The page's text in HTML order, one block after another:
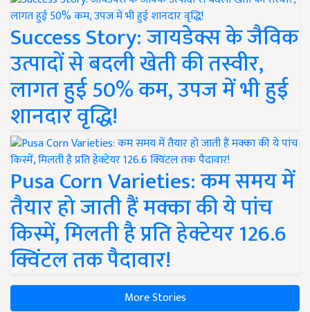
Success Story: जायडेक्स के जैविक
उत्पादों से बदली खेती की तस्वीर,
लागत हुई 50% कम, उपज में भी हुई
शानदार वृद्धि!
Pusa Corn Varieties: कम समय में
तैयार हो जाती हैं मक्का की ये पांच
किस्में, मिलती है प्रति हेक्टेयर 126.6
क्विंटल तक पैदावार!
More Stories